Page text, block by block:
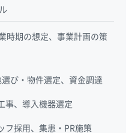
時期の想定、事業計画の策
選び・物件選定、資金調達
事、導入機器選定
フ採用、集患・PR施策